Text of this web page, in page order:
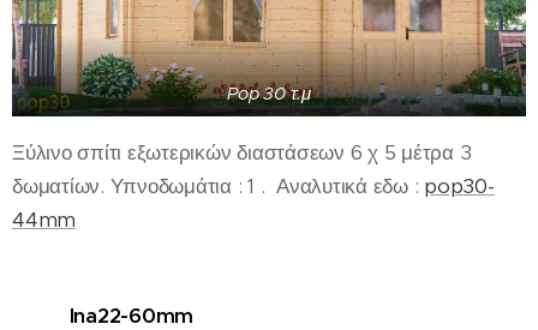
Pop 30 τ.μ
Ξύλινο σπίτι εξωτερικών διαστάσεων 6 χ 5 μέτρα 3
δωματίων. Υπνοδωμάτια : 1 . Αναλυτικά εδω : pop30-
44mm
Ina22-60mm